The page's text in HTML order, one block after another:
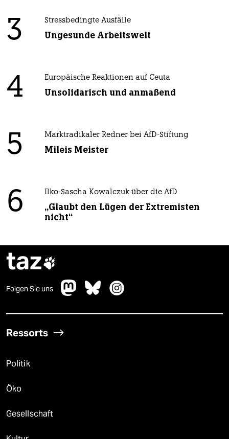
3 Stressbedingte Ausfälle
Ungesunde Arbeitswelt
4 Europäische Reaktionen auf Ceuta
Unsolidarisch und anmaßend
5 Marktradikaler Redner bei AfD-Stiftung
Mileis Meister
6 Ilko-Sascha Kowalczuk über die AfD
„Glaubt den Lügen der Extremisten
nicht“
taz
Folgen Sie uns
Ressorts
Politik
Öko
Gesellschaft